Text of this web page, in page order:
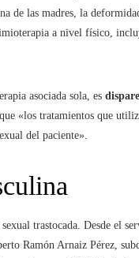
de las madres, la
a nivel físico,
asociada sola, es
«los tratamientos que
del paciente».
trastocada. Desde el
Ramón Arnaiz Pérez,